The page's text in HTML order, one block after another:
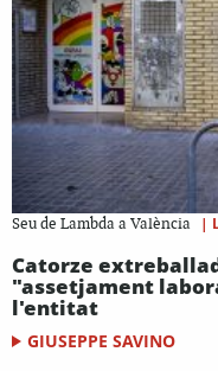
Seu de Lambda a València |
Catorze
"assetjament
l'entitat
GIUSEPPE SAVINO